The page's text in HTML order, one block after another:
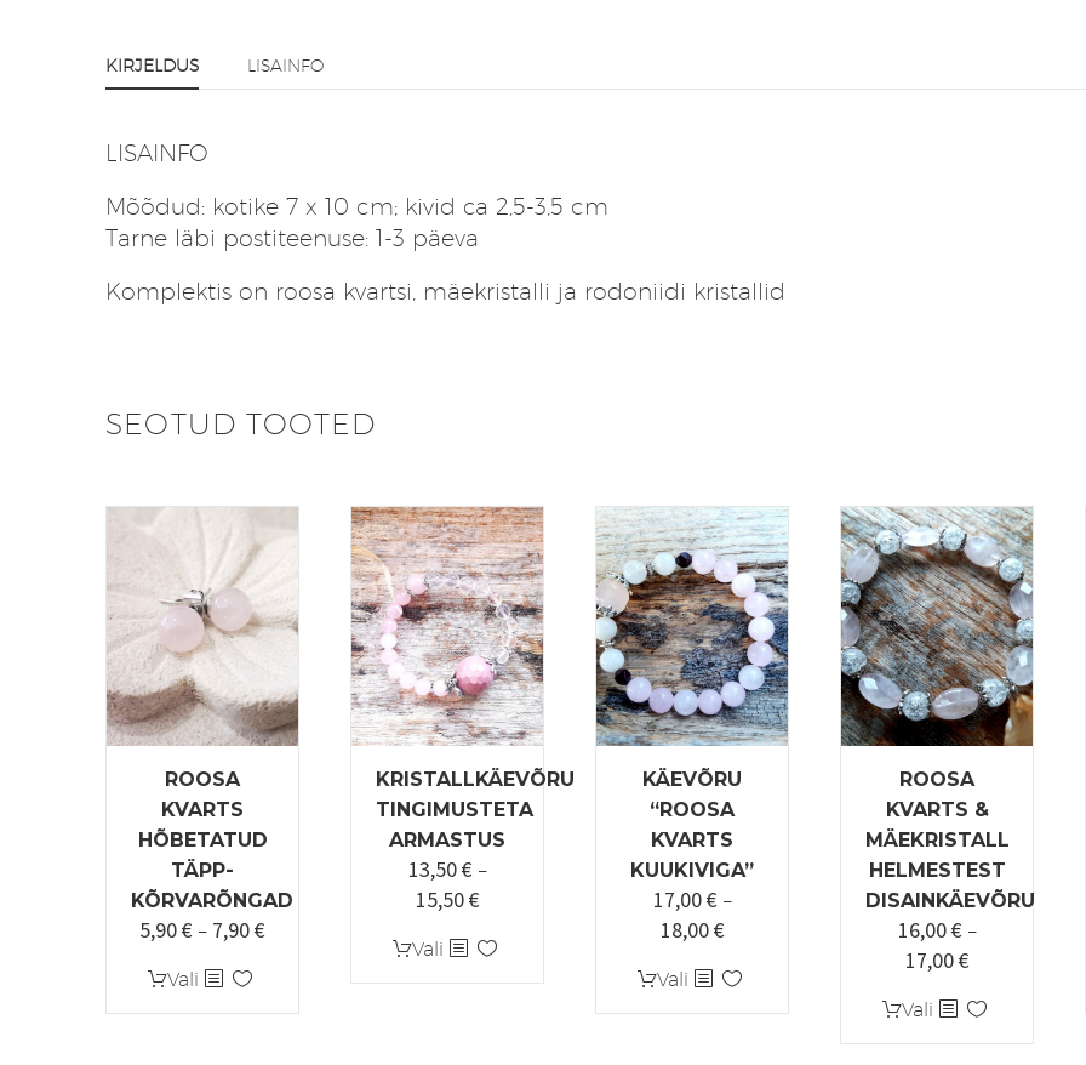
KIRJELDUS LISAINFO
LISAINFO
Mõõdud: kotike 7 x 10 cm; kivid ca 2,5-3,5 cm
Tarne läbi postiteenuse: 1-3 päeva
Komplektis on roosa kvartsi, mäekristalli ja rodoniidi kristallid
SEOTUD TOOTED
ROOSA
KVARTS
HÕBETATUD
TÄPP-
KÕRVARÕNGAD
5,90€ – 7,90€Hinnavahemik:
7,90 €
Vali Sellel
tootel
KRISTALLKÄEVÕRU
TINGIMUSTETA
ARMASTUS
13,50€ –
15,50€Hinnavahemik:
kuni
15,50 €
Vali Sellel
tootel
KÄEVÕRU
“ROOSA
KVARTS
KUUKIVIGA”
17,00€ –
18,00€Hinnavahemik:
kuni
18,00 €
Vali Sellel
tootel
ROOSA
KVARTS &
MÄEKRISTALL
HELMESTEST
DISAINKÄEVÕRU
16,00€ –
17,00€
kuni
17,00 €
Vali Sellel
tootel